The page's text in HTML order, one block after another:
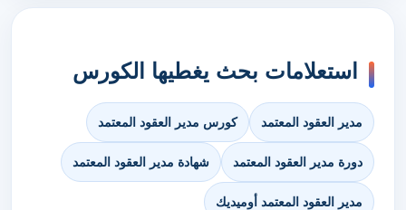
استعلامات بحث يغطيها الكورس
مدير العقود المعتمد كورس مدير العقود المعتمد
دورة مدير العقود المعتمد شهادة مدير العقود المعتمد
مدير العقود المعتمد أوميديك